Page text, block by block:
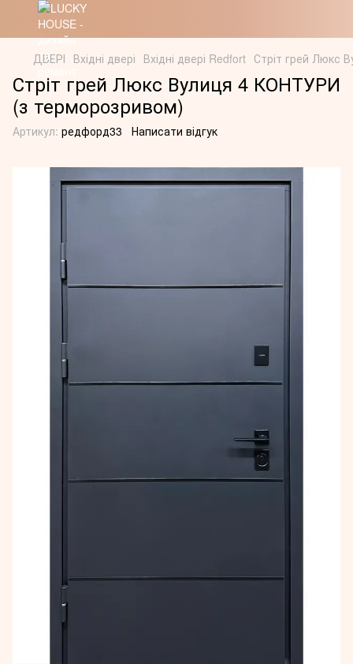
ДВЕРІ Вхідні двері Вхідні двері Redfort Стріт грей Люкс
Стріт грей Люкс Вулиця 4 КОНТУРИ
(з терморозривом)
Артикул: редфорд33 Написати відгук